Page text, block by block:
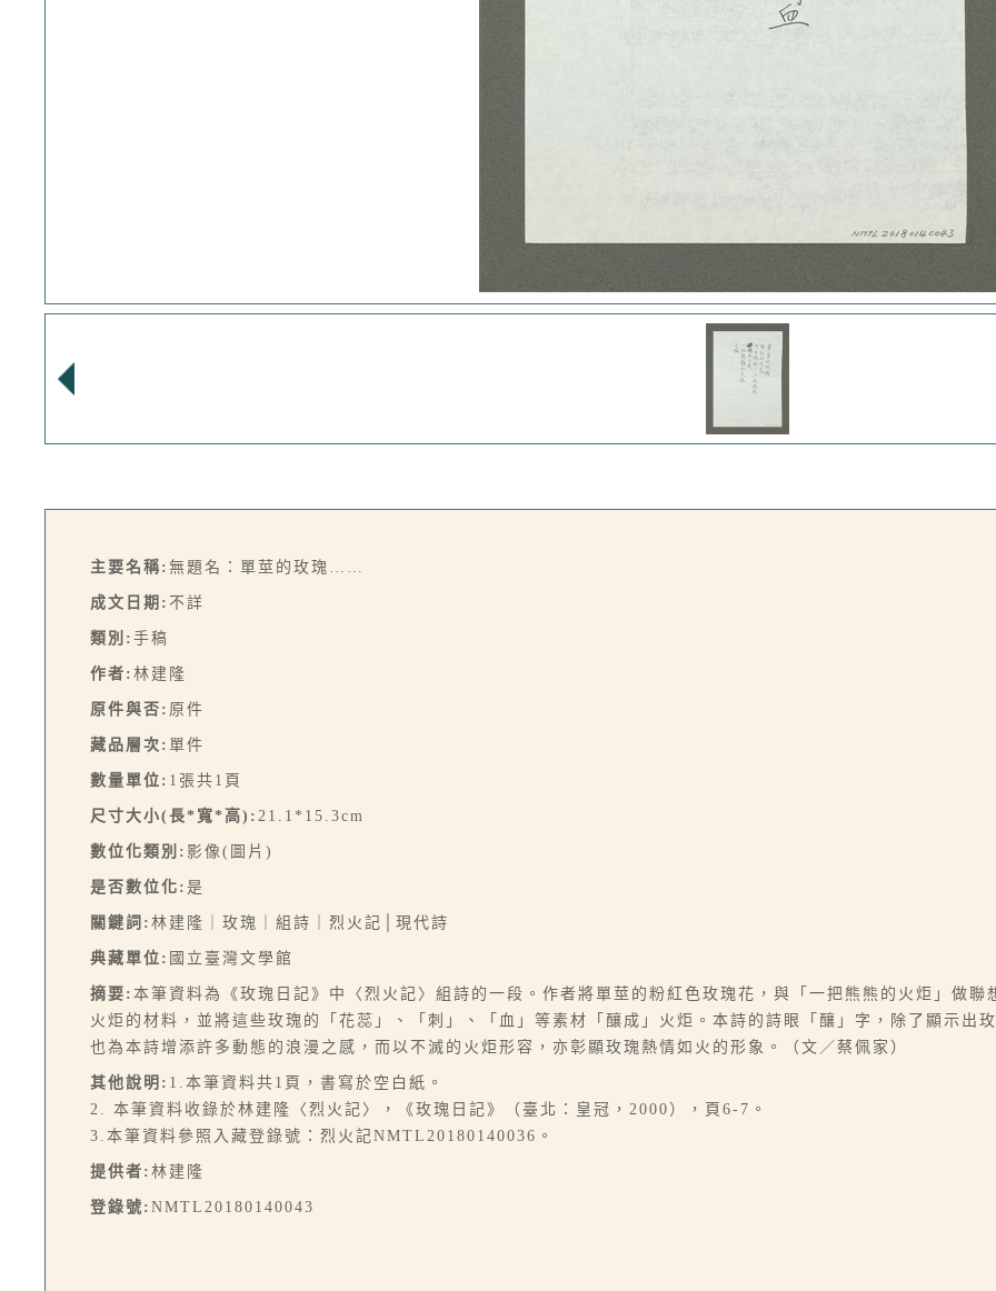
主要名稱: 無題名：單莖的玫瑰……
成文日期: 不詳
類別: 手稿
作者: 林建隆
原件與否: 原件
藏品層次: 單件
數量單位: 1張共1頁
尺寸大小(長*寬*高): 21.1*15.3cm
數位化類別: 影像(圖片)
是否數位化: 是
關鍵詞: 林建隆｜玫瑰｜組詩｜烈火記│現代詩
典藏單位: 國立臺灣文學館
摘要: 本筆資料為《玫瑰日記》中〈烈火記〉組詩的一段。作者將單莖的粉紅色玫瑰花，與「一把熊熊的火炬」做
火炬的材料，並將這些玫瑰的「花蕊」、「刺」、「血」等素材「釀成」火炬。本詩的詩眼「釀」字，除了顯示出
也為本詩增添許多動態的浪漫之感，而以不滅的火炬形容，亦彰顯玫瑰熱情如火的形象。（文／蔡佩家）
其他說明: 1.本筆資料共1頁，書寫於空白紙。
2. 本筆資料收錄於林建隆〈烈火記〉，《玫瑰日記》（臺北：皇冠，2000），頁6-7。
3.本筆資料參照入藏登錄號：烈火記NMTL20180140036。
提供者: 林建隆
登錄號: NMTL20180140043